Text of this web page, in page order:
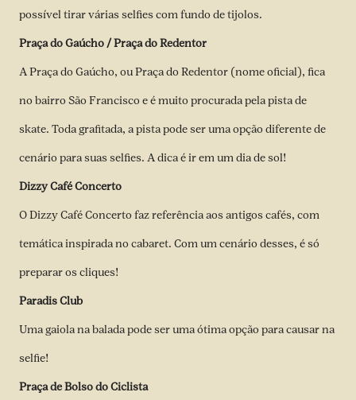
possível tirar várias selfies com fundo de tijolos.
Praça do Gaúcho / Praça do Redentor
A Praça do Gaúcho, ou Praça do Redentor (nome oficial), fica
no bairro São Francisco e é muito procurada pela pista de
skate. Toda grafitada, a pista pode ser uma opção diferente de
cenário para suas selfies. A dica é ir em um dia de sol!
Dizzy Café Concerto
O Dizzy Café Concerto faz referência aos antigos cafés, com
temática inspirada no cabaret. Com um cenário desses, é só
preparar os cliques!
Paradis Club
Uma gaiola na balada pode ser uma ótima opção para causar na
selfie!
Praça de Bolso do Ciclista